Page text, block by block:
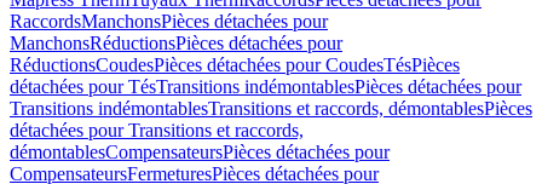
RaccordsManchonsPièces détachées pour
ManchonsRéductionsPièces détachées pour
RéductionsCoudesPièces détachées pour CoudesTésPièces
détachées pour TésTransitions indémontablesPièces détachées pour
Transitions indémontablesTransitions et raccords, démontablesPièces
détachées pour Transitions et raccords,
démontablesCompensateursPièces détachées pour
CompensateursFermeturesPièces détachées pour